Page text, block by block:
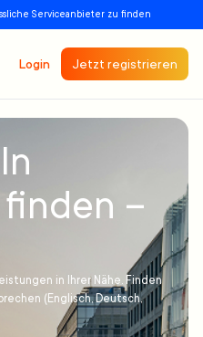
Serviceanbieter zu finden
Login Jetzt registrieren
–
in Ihrer Nähe. Finden
(Englisch, Deutsch,